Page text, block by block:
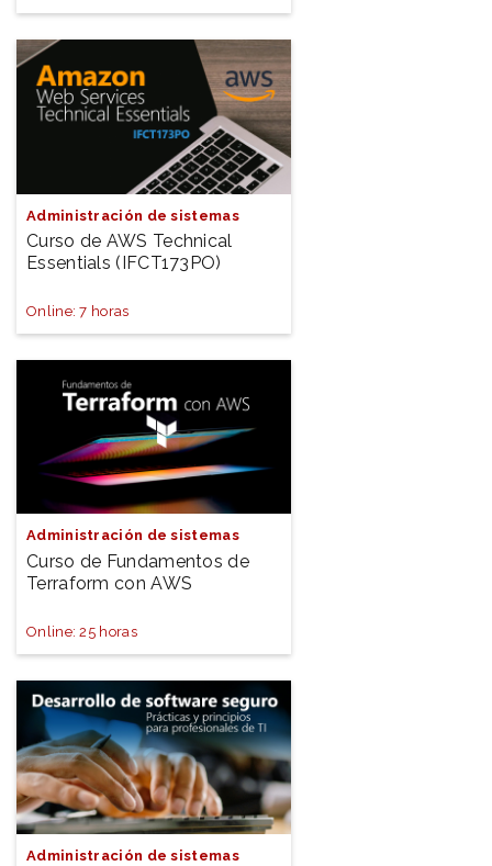
Administración de sistemas
Curso de AWS Technical
Essentials (IFCT173PO)
Online: 7 horas
Administración de sistemas
Curso de Fundamentos de
Terraform con AWS
Online: 25 horas
Administración de sistemas